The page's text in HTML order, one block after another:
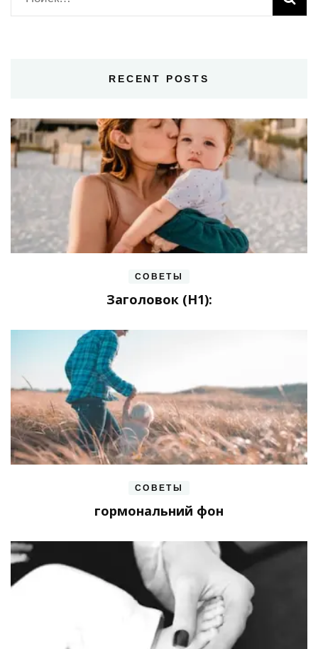
RECENT POSTS
СОВЕТЫ
Заголовок (H1):
СОВЕТЫ
гормональний фон